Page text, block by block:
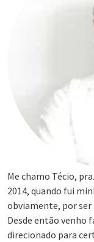
Me chamo Técio,
2014, quando fui
obviamente, por ser
Desde então venho
direcionado para